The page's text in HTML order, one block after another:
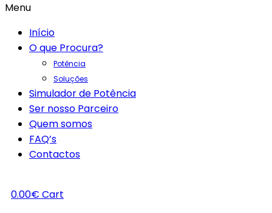
Menu
Início
O que Procura?
Potência
Soluções
Simulador de Potência
Ser nosso Parceiro
Quem somos
FAQ’s
Contactos
0.00€ Cart